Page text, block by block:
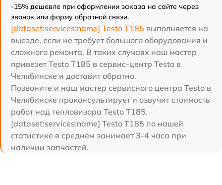
-15% дешевле при оформлении заказа на сайте через
звонок или форму обратной связи.
[dataset:services:name] Testo T185 выполняется на
выезде, если не требует большого оборудования и
сложного ремонта. В таких случаях наш мастер
привезет Testo T185 в сервис-центр Testo в
Челябинске и доставит обратно.
Позвоните и наш мастер сервисного центра Testo в
Челябинске проконсультирует и озвучит стоимость
работ над тепловизора Testo T185.
[dataset:services:name] Testo T185 по нашей
статистике в среднем занимает 3-4 часа при
наличии запчастей.